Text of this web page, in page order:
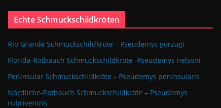
Echte Schmuckschildkröten
Rio Grande Schmuckschildkröte – Pseudemys gorzugi
Florida-Rotbauch Schmuckschildkröte -Pseudemys nelsoni
Peninsular Schmuckschildkröte – Pseudemys peninsularis
Nördliche-Rotbauch Schmuckschildkröte – Pseudemys
rubriventris